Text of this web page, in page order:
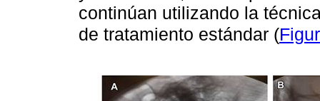
continúan utilizando la
de tratamiento estándar (